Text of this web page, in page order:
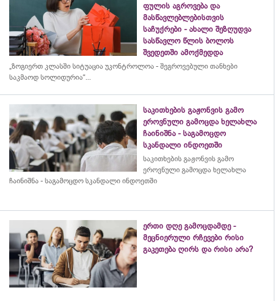
ფულის აგროვება და
მასწავლებლებისთვის
საჩუქრები - ახალი შეზღუდვა
სასწავლო წლის ბოლოს
შვედეთში ამოქმედდა
„ზოგიერთ კლასში სიტუაცია უკონტროლოა - შეგროვებული თანხები
საკმაოდ სოლიდურია“...
საკითხების გაჟონვის გამო
ეროვნული გამოცდა ხელახლა
ჩაინიშნა - საგამოცდო
სკანდალი ინდოეთში
საკითხების გაჟონვის გამო
ეროვნული გამოცდა ხელახლა
ჩაინიშნა - საგამოცდო სკანდალი ინდოეთში
ერთი დღე გამოცდამდე -
მეცნიერული რჩევები რისი
გაკეთება ღირს და რისი არა?